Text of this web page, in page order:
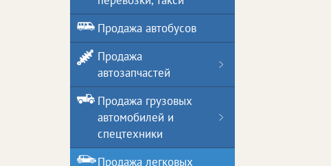
Продажа автобусов
Продажа
автозапчастей
Продажа грузовых
автомобилей и
спецтехники
Продажа легковых